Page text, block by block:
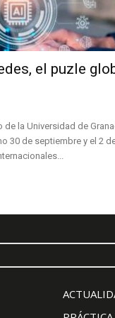
el puzle
de la Universidad de
30 de septiembre y el 2